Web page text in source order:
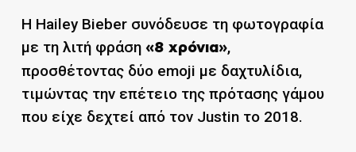
Η Hailey Bieber συνόδευσε τη φωτογραφία
με τη λιτή φράση «8 χρόνια»,
προσθέτοντας δύο emoji με δαχτυλίδια,
τιμώντας την επέτειο της πρότασης γάμου
που είχε δεχτεί από τον Justin το 2018.